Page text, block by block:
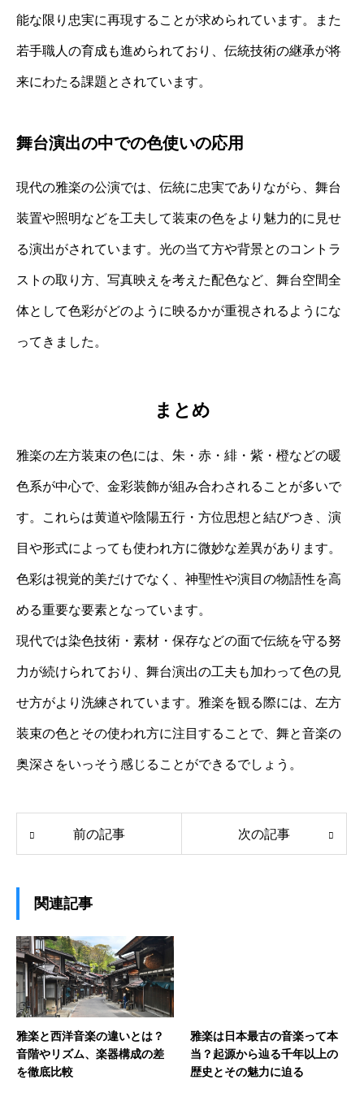
能な限り忠実に再現することが求められています。また
若手職人の育成も進められており、伝統技術の継承が将
来にわたる課題とされています。
舞台演出の中での色使いの応用
現代の雅楽の公演では、伝統に忠実でありながら、舞台
装置や照明などを工夫して装束の色をより魅力的に見せ
る演出がされています。光の当て方や背景とのコントラ
ストの取り方、写真映えを考えた配色など、舞台空間全
体として色彩がどのように映るかが重視されるようにな
ってきました。
まとめ
雅楽の左方装束の色には、朱・赤・緋・紫・橙などの暖
色系が中心で、金彩装飾が組み合わされることが多いで
す。これらは黄道や陰陽五行・方位思想と結びつき、演
目や形式によっても使われ方に微妙な差異があります。
色彩は視覚的美だけでなく、神聖性や演目の物語性を高
める重要な要素となっています。
現代では染色技術・素材・保存などの面で伝統を守る努
力が続けられており、舞台演出の工夫も加わって色の見
せ方がより洗練されています。雅楽を観る際には、左方
装束の色とその使われ方に注目することで、舞と音楽の
奥深さをいっそう感じることができるでしょう。
前の記事 次の記事
関連記事
雅楽と西洋音楽の違いとは？
音階やリズム、楽器構成の差
を徹底比較
雅楽は日本最古の音楽って本
当？起源から辿る千年以上の
歴史とその魅力に迫る